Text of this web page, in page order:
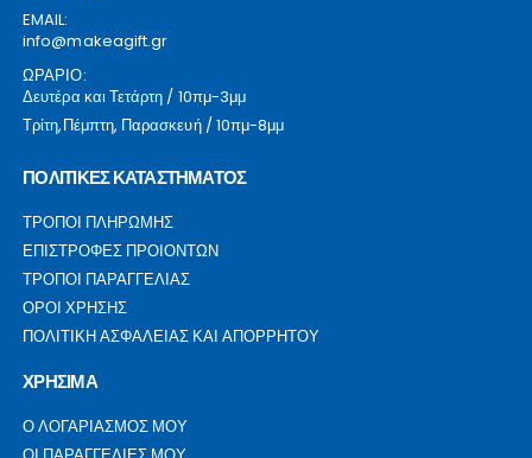
EMAIL:
info@makeagift.gr
ΩΡΑΡΙΟ:
Δευτέρα και Τετάρτη / 10πμ-3μμ
Τρίτη,Πέμπτη, Παρασκευή / 10πμ-8μμ
ΠΟΛΙΤΙΚΕΣ ΚΑΤΑΣΤΗΜΑΤΟΣ
ΤΡΟΠΟΙ ΠΛΗΡΩΜΗΣ
ΕΠΙΣΤΡΟΦΕΣ ΠΡΟΙΟΝΤΩΝ
ΤΡΟΠΟΙ ΠΑΡΑΓΓΕΛΙΑΣ
ΟΡΟΙ ΧΡΗΣΗΣ
ΠΟΛΙΤΙΚΗ ΑΣΦΑΛΕΙΑΣ ΚΑΙ ΑΠΟΡΡΗΤΟΥ
ΧΡΗΣΙΜΑ
Ο ΛΟΓΑΡΙΑΣΜΟΣ ΜΟΥ